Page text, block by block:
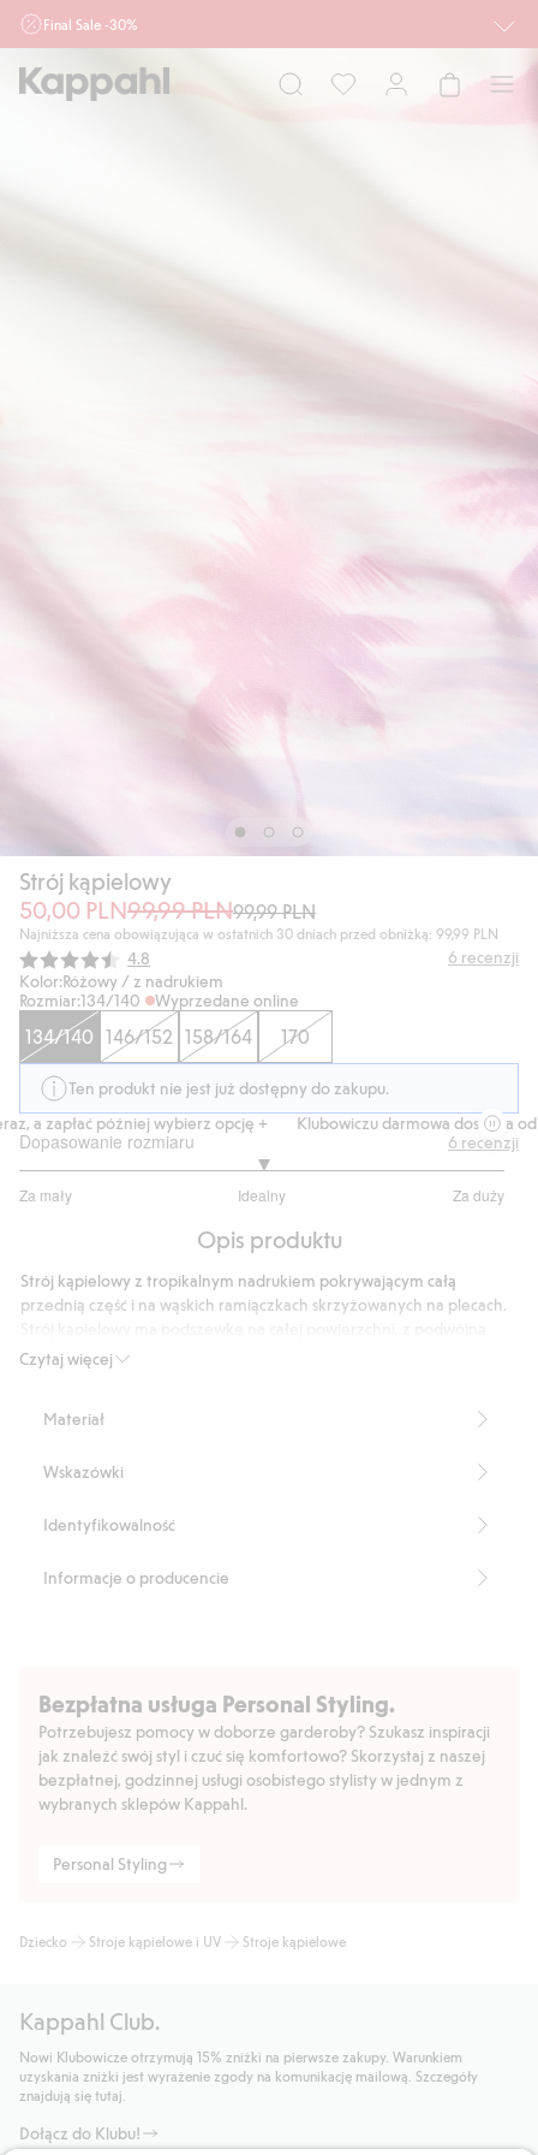
Final Sale -30%
działu outlet do 10.8 w sklepach Kappahl i Newbie oraz na kappahl.com. Ofert
nie łączymy
Strój kąpielowy
50,00 PLN99,99 PLN99,99 PLN
Najniższa cena obowiązująca w ostatnich 30 dniach przed obniżką: 99,99 PLN
Średnia ocena:
4.8 6 recenzji
Kolor:Różowy / z nadrukiem
Rozmiar:134/140 Wyprzedane online
134/140 146/152 158/164 170
Ten produkt nie jest już dostępny do zakupu.
a zapłać później wybierz opcję +
Klubowiczu darmowa dostawa od
Dopasowanie rozmiaru
Za mały Idealny Za duży
na
4
głosów
6 recenzji
Opis produktu
Czytaj więcej
Strój kąpielowy z tropikalnym nadrukiem pokrywającym całą
przednią część i na wąskich ramiączkach skrzyżowanych na plecach.
warstwą materiału w kroku.
Blended Recycled Polyester
Materiał
Wskazówki
Identyfikowalność
Informacje o producencie
Bezpłatna usługa Personal Styling.
Potrzebujesz pomocy w doborze garderoby? Szukasz inspiracji
jak znaleźć swój styl i czuć się komfortowo? Skorzystaj z naszej
bezpłatnej, godzinnej usługi osobistego stylisty w jednym z
wybranych sklepów Kappahl.
Personal Styling
Dziecko Stroje kąpielowe i UV Stroje kąpielowe
Kappahl Club.
Nowi Klubowicze otrzymują 15% zniżki na pierwsze zakupy. Warunkiem
uzyskania zniżki jest wyrażenie zgody na komunikację mailową. Szczegóły
znajdują się tutaj.
Dołącz do Klubu!